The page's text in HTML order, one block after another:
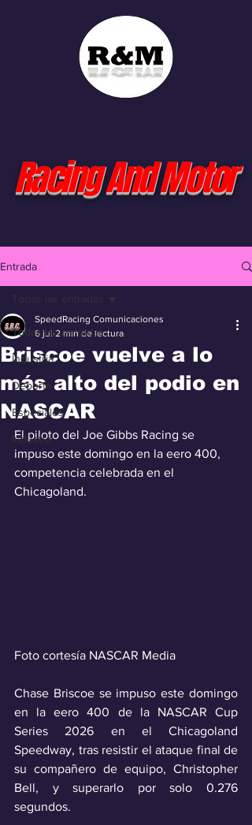
Racing And Motor
Entrada
Todas las entradas
Industria
Deporte
Especiales
Industra
Todas las entradas
Briscoe vuelve a lo
más alto del podio en
NASCAR
SpeedRacing Comunicaciones
6 jul 2 min de lectura
El piloto del Joe Gibbs Racing se
impuso este domingo en la eero 400,
competencia celebrada en el
Chicagoland.
Foto cortesía NASCAR Media
Chase Briscoe se impuso este domingo
en la eero 400 de la NASCAR Cup
Series 2026 en el Chicagoland
Speedway, tras resistir el ataque final de
su compañero de equipo, Christopher
Bell, y superarlo por solo 0.276
segundos.